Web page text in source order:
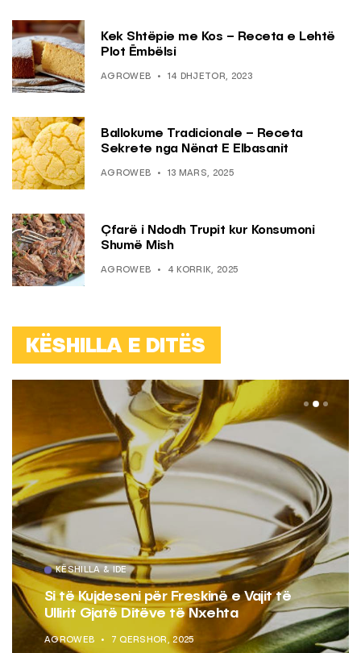
Kek Shtëpie me Kos – Receta e Lehtë
Plot Ëmbëlsi
AGROWEB 14 DHJETOR, 2023
Ballokume Tradicionale – Receta
Sekrete nga Nënat E Elbasanit
AGROWEB 13 MARS, 2025
Çfarë i Ndodh Trupit kur Konsumoni
Shumë Mish
AGROWEB 4 KORRIK, 2025
KËSHILLA E DITËS
KËSHILLA & IDE
Si të Kujdeseni për Freskinë e Vajit të
Ullirit Gjatë Ditëve të Nxehta
AGROWEB 7 QERSHOR, 2025